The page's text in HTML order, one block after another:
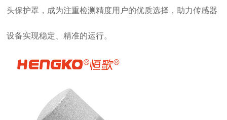
头保护罩，成为注重检测精度用户的优质选择，助力传感器
设备实现稳定、精准的运行。